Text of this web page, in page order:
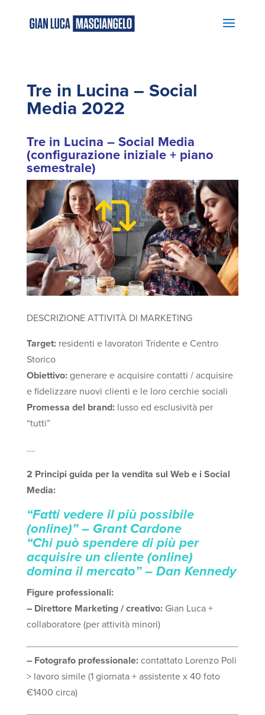
Tre in Lucina – Social
Media 2022
Tre in Lucina – Social Media
(configurazione iniziale + piano
semestrale)
DESCRIZIONE ATTIVITÀ DI MARKETING
Target:residenti e lavoratori Tridente e Centro
Storico
Obiettivo:generare e acquisire contatti / acquisire
e fidelizzare nuovi clienti e le loro cerchie sociali
Promessa del brand:lusso ed esclusività per
“tutti”
….
2 Principi guida per la vendita sul Web e i Social
Media:
“Fatti vedere il più possibile
(online)” – Grant Cardone
“Chi può spendere di più per
acquisire un cliente (online)
domina il mercato” – Dan Kennedy
Figure professionali:
– Direttore Marketing / creativo:Gian Luca +
collaboratore (per attività minori)
– Fotografo professionale:contattato Lorenzo Poli
> lavoro simile (1 giornata + assistente x 40 foto
€1400 circa)